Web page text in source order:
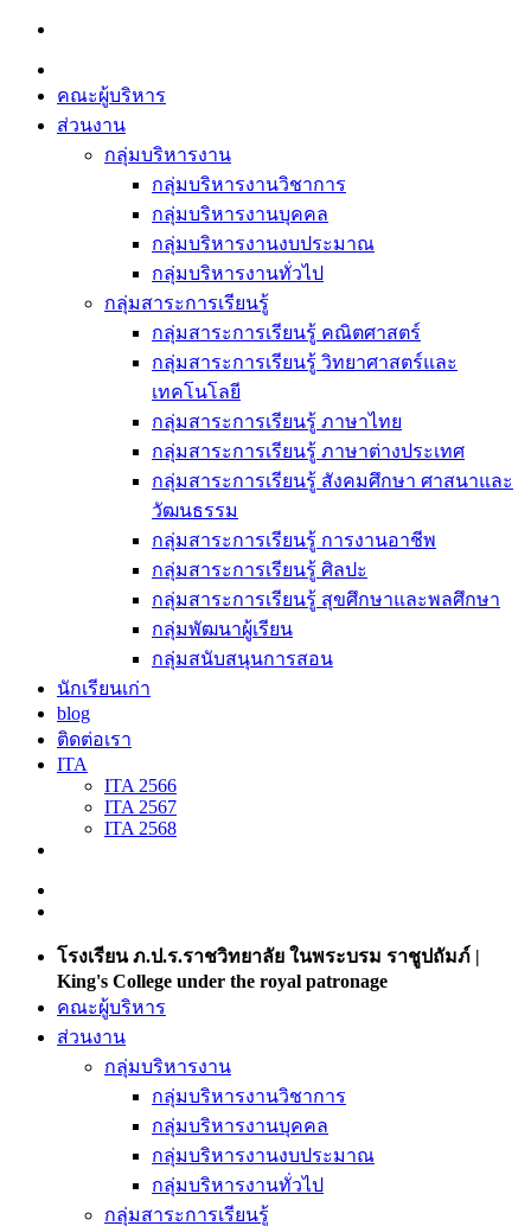
Skip
content
คณะผู้บริหาร
ส่วนงาน
กลุ่มบริหารงาน
กลุ่มบริหารงานวิชาการ
กลุ่มบริหารงานบุคคล
กลุ่มบริหารงานงบประมาณ
กลุ่มบริหารงานทั่วไป
กลุ่มสาระการเรียนรู้
กลุ่มสาระการเรียนรู้ คณิตศาสตร์
กลุ่มสาระการเรียนรู้ วิทยาศาสตร์และ
เทคโนโลยี
กลุ่มสาระการเรียนรู้ ภาษาไทย
กลุ่มสาระการเรียนรู้ ภาษาต่างประเทศ
กลุ่มสาระการเรียนรู้ สังคมศึกษา ศาสนาและ
วัฒนธรรม
กลุ่มสาระการเรียนรู้ การงานอาชีพ
กลุ่มสาระการเรียนรู้ ศิลปะ
กลุ่มสาระการเรียนรู้ สุขศึกษาและพลศึกษา
กลุ่มพัฒนาผู้เรียน
กลุ่มสนับสนุนการสอน
นักเรียนเก่า
blog
ติดต่อเรา
ITA
ITA 2566
ITA 2567
ITA 2568
โรงเรียน ภ.ป.ร.ราชวิทยาลัย ในพระบรม ราชูปถัมภ์ |
King's College under the royal patronage
คณะผู้บริหาร
ส่วนงาน
กลุ่มบริหารงาน
กลุ่มบริหารงานวิชาการ
กลุ่มบริหารงานบุคคล
กลุ่มบริหารงานงบประมาณ
กลุ่มบริหารงานทั่วไป
กลุ่มสาระการเรียนรู้